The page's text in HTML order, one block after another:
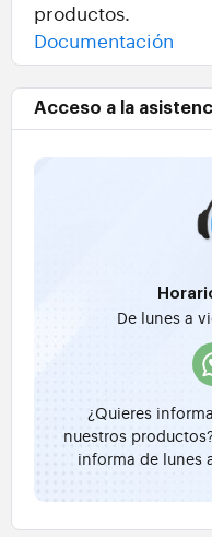
productos.
Documentación
Acceso a la
De lunes a
¿Quieres
nuestros
informa de lunes